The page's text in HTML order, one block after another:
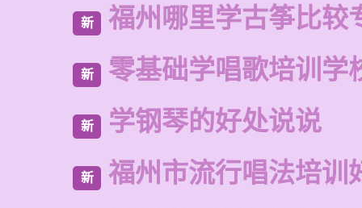
新 福州哪里学古筝比较
新 零基础学唱歌培训学
新 学钢琴的好处说说
新 福州市流行唱法培训